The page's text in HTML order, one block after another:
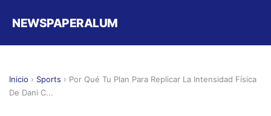
NEWSPAPERALUM
Inicio › Sports › Por Qué Tu Plan Para Replicar La Intensidad Física
De Dani C...